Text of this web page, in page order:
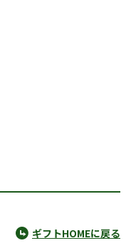
ギフトHOMEに戻る